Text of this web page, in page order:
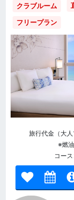
クラブルーム
フリープラン
旅行代金（大人
※燃
コー